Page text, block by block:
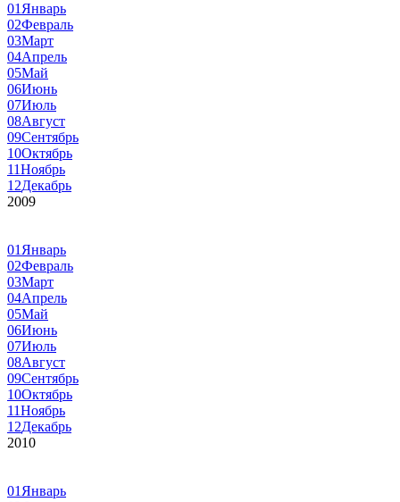
01 Январь
02Февраль
03Март
04Апрель
05Май
06Июнь
07Июль
08Август
09Сентябрь
10Октябрь
11Ноябрь
12Декабрь
2009
01 Январь
02Февраль
03Март
04Апрель
05Май
06Июнь
07Июль
08Август
09Сентябрь
10Октябрь
11Ноябрь
12Декабрь
2010
01 Январь